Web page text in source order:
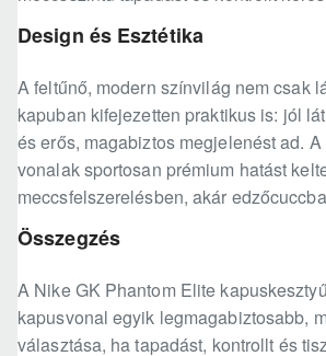
Design és Esztétika
A feltűnő, modern színvilág nem csak
kapuban kifejezetten praktikus is: jól
és erős, magabiztos megjelenést ad.
vonalak sportosan prémium hatást
meccsfelszerelésben, akár
Összegzés
A Nike GK Phantom Elite
kapusvonal egyik legmagabiztosabb,
választása, ha tapadást, kontrollt és